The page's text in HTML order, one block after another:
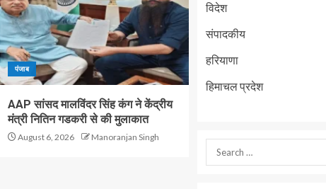
पंजाब
AAP सांसद मालविंदर सिंह कंग ने केंद्रीय
मंत्री नितिन गडकरी से की मुलाकात
August 6, 2026 Manoranjan Singh
विदेश
संपादकीय
हरियाणा
हिमाचल प्रदेश